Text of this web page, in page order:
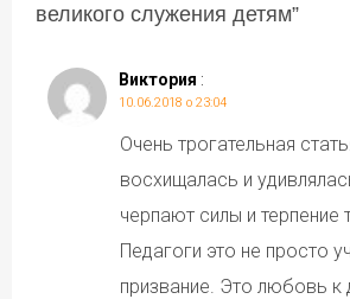
великого служения детям”
Виктория :
10.06.2018 о 23:04
Очень трогательная
восхищалась и
черпают силы и терпение
Педагоги это не просто
призвание. Это любовь к